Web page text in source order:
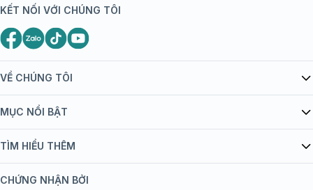
VỀ CHÚNG TÔI
Giới thiệu Tiêm Chủng FPT Long Châu
bán hàng
Chính sách nội dung
MỤC NỔI BẬT
Danh mục vắc xin
TÌM HIỂU THÊM
Khuyến mãi
CHỨNG NHẬN BỞI
KẾT NỐI VỚI CHÚNG TÔI